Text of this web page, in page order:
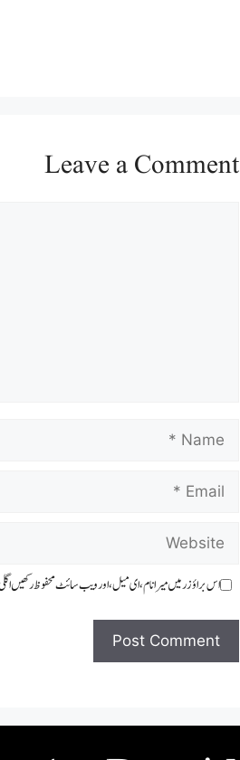
Leave a Comment
Email
Website
اس براؤزر میں میرا نام، ای میل، اور ویب سائٹ محفوظ رکھیں